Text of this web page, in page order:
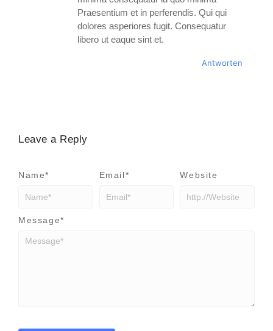
Praesentium et in perferendis. Qui qui
dolores asperiores fugit. Consequatur
libero ut eaque sint et.
Antworten
Leave a Reply
Message*
Name* Email* Website